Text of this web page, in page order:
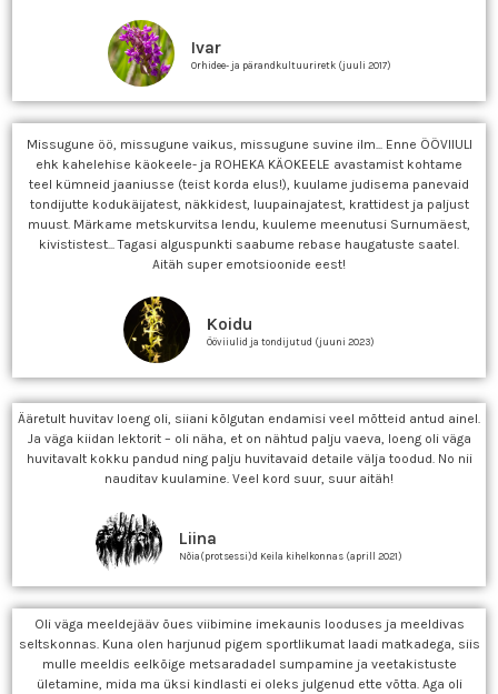
Ivar
Orhidee- ja pärandkultuuriretk (juuli 2017)
Missugune öö, missugune vaikus, missugune suvine ilm... Enne ÖÖVIIULI
ehk kahelehise käokeele- ja ROHEKA KÄOKEELE avastamist kohtame
teel kümneid jaaniusse (teist korda elus!), kuulame judisema panevaid
tondijutte kodukäijatest, näkkidest, luupainajatest, krattidest ja paljust
muust. Märkame metskurvitsa lendu, kuuleme meenutusi Surnumäest,
kivististest... Tagasi alguspunkti saabume rebase haugatuste saatel.
Aitäh super emotsioonide eest!
Koidu
Ööviiulid ja tondijutud (juuni 2023)
Ääretult huvitav loeng oli, siiani kõlgutan endamisi veel mõtteid antud ainel.
Ja väga kiidan lektorit – oli näha, et on nähtud palju vaeva, loeng oli väga
huvitavalt kokku pandud ning palju huvitavaid detaile välja toodud. No nii
nauditav kuulamine. Veel kord suur, suur aitäh!
Liina
Nõia(protsessi)d Keila kihelkonnas (aprill 2021)
Oli väga meeldejääv õues viibimine imekaunis looduses ja meeldivas
seltskonnas. Kuna olen harjunud pigem sportlikumat laadi matkadega, siis
mulle meeldis eelkõige metsaradadel sumpamine ja veetakistuste
ületamine, mida ma üksi kindlasti ei oleks julgenud ette võtta. Aga oli